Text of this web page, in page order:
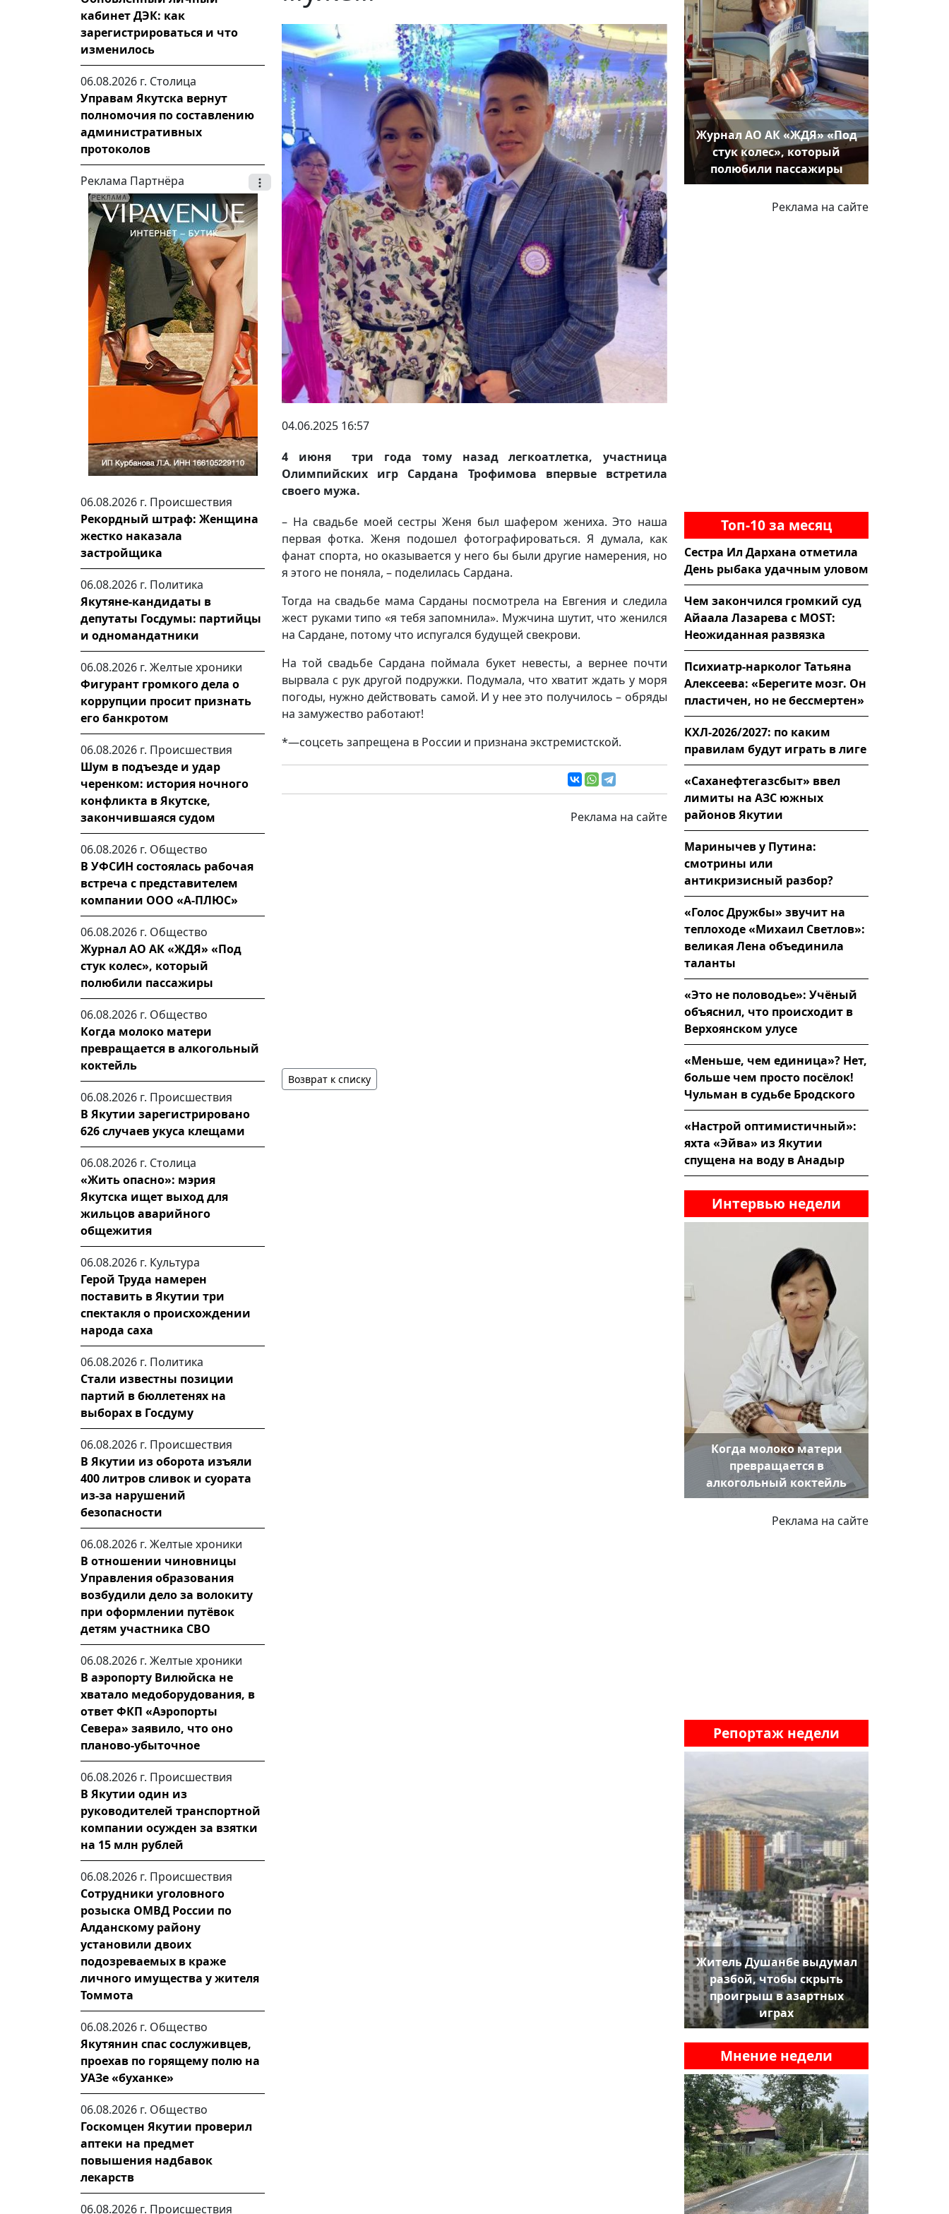
кабинет ДЭК: как
зарегистрироваться и что
изменилось
06.08.2026 г. Столица
Управам Якутска вернут
полномочия по составлению
административных
протоколов
Реклама Партнёра
06.08.2026 г. Происшествия
Рекордный штраф: Женщина
жестко наказала
застройщика
06.08.2026 г. Политика
Якутяне-кандидаты в
депутаты Госдумы: партийцы
и одномандатники
06.08.2026 г. Желтые хроники
Фигурант громкого дела о
коррупции просит признать
его банкротом
06.08.2026 г. Происшествия
Шум в подъезде и удар
черенком: история ночного
конфликта в Якутске,
закончившаяся судом
06.08.2026 г. Общество
В УФСИН состоялась рабочая
встреча с представителем
компании ООО «А-ПЛЮС»
06.08.2026 г. Общество
Журнал АО АК «ЖДЯ» «Под
стук колес», который
полюбили пассажиры
06.08.2026 г. Общество
Когда молоко матери
превращается в алкогольный
коктейль
06.08.2026 г. Происшествия
В Якутии зарегистрировано
626 случаев укуса клещами
06.08.2026 г. Столица
«Жить опасно»: мэрия
Якутска ищет выход для
жильцов аварийного
общежития
06.08.2026 г. Культура
Герой Труда намерен
поставить в Якутии три
спектакля о происхождении
народа саха
06.08.2026 г. Политика
Стали известны позиции
партий в бюллетенях на
выборах в Госдуму
06.08.2026 г. Происшествия
В Якутии из оборота изъяли
400 литров сливок и суората
из-за нарушений
безопасности
06.08.2026 г. Желтые хроники
В отношении чиновницы
Управления образования
возбудили дело за волокиту
при оформлении путёвок
детям участника СВО
06.08.2026 г. Желтые хроники
В аэропорту Вилюйска не
хватало медоборудования, в
ответ ФКП «Аэропорты
Севера» заявило, что оно
планово-убыточное
06.08.2026 г. Происшествия
В Якутии один из
руководителей транспортной
компании осужден за взятки
на 15 млн рублей
06.08.2026 г. Происшествия
Сотрудники уголовного
розыска ОМВД России по
Алданскому району
установили двоих
подозреваемых в краже
личного имущества у жителя
Томмота
06.08.2026 г. Общество
Якутянин спас сослуживцев,
проехав по горящему полю на
УАЗе «буханке»
06.08.2026 г. Общество
Госкомцен Якутии проверил
аптеки на предмет
повышения надбавок
лекарств
06.08.2026 г. Происшествия
04.06.2025 16:57
4 июня три года тому назад легкоатлетка, участница
Олимпийских игр Сардана Трофимова впервые встретила
своего мужа.
– На свадьбе моей сестры Женя был шафером жениха. Это наша
первая фотка. Женя подошел фотографироваться. Я думала, как
фанат спорта, но оказывается у него бы были другие намерения, но
я этого не поняла, – поделилась Сардана.
Тогда на свадьбе мама Сарданы посмотрела на Евгения и следила
жест руками типо «я тебя запомнила». Мужчина шутит, что женился
на Сардане, потому что испугался будущей свекрови.
На той свадьбе Сардана поймала букет невесты, а вернее почти
вырвала с рук другой подружки. Подумала, что хватит ждать у моря
погоды, нужно действовать самой. И у нее это получилось – обряды
на замужество работают!
*—соцсеть запрещена в России и признана экстремистской.
Реклама на сайте
Возврат к списку
Журнал АО АК «ЖДЯ» «Под
стук колес», который
полюбили пассажиры
Реклама на сайте
Топ-10 за месяц
Сестра Ил Дархана отметила
День рыбака удачным уловом
Чем закончился громкий суд
Айаала Лазарева с MOST:
Неожиданная развязка
Психиатр-нарколог Татьяна
Алексеева: «Берегите мозг. Он
пластичен, но не бессмертен»
КХЛ-2026/2027: по каким
правилам будут играть в лиге
«Саханефтегазсбыт» ввел
лимиты на АЗС южных
районов Якутии
Маринычев у Путина:
смотрины или
антикризисный разбор?
«Голос Дружбы» звучит на
теплоходе «Михаил Светлов»:
великая Лена объединила
таланты
«Это не половодье»: Учёный
объяснил, что происходит в
Верхоянском улусе
«Меньше, чем единица»? Нет,
больше чем просто посёлок!
Чульман в судьбе Бродского
«Настрой оптимистичный»:
яхта «Эйва» из Якутии
спущена на воду в Анадыр
Интервью недели
Когда молоко матери
превращается в
алкогольный коктейль
Реклама на сайте
Репортаж недели
Житель Душанбе выдумал
разбой, чтобы скрыть
проигрыш в азартных
играх
Мнение недели